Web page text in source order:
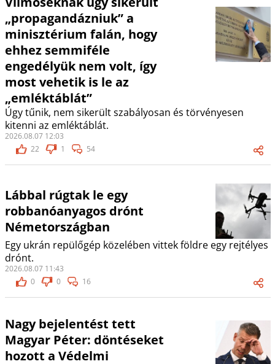
„propagandázniuk” a
minisztérium falán, hogy
ehhez semmiféle
engedélyük nem volt, így
most vehetik is le az
„emléktáblát”
Úgy tűnik, nem sikerült szabályosan és törvényesen
kitenni az emléktáblát.
2026.08.07 12:03
22
1 54
Lábbal rúgtak le egy
robbanóanyagos drónt
Németországban
Egy ukrán repülőgép közelében vittek földre egy rejtélyes
drónt.
2026.08.07 11:43
0
0 16
Nagy bejelentést tett
Magyar Péter: döntéseket
hozott a Védelmi